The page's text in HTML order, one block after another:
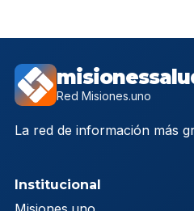
Red Misiones.uno
La red de información más
Institucional